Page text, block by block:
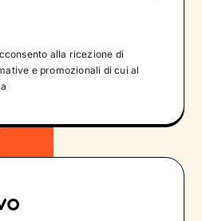
alla ricezione di
e promozionali di cui al